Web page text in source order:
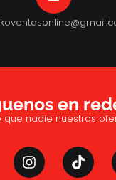
en
nadie nuestras